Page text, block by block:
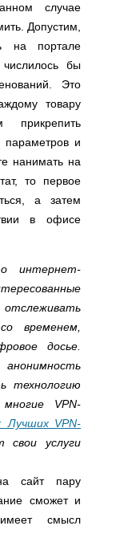
случае
Допустим,
на портале
числилось бы
Это
товару
прикрепить
параметров и
нанимать на
то первое
а затем
в офисе
интернет-
отслеживать
временем,
досье.
технологию
VPN-
Лучших VPN-
свои услуги
сайт пару
сможет и
смысл